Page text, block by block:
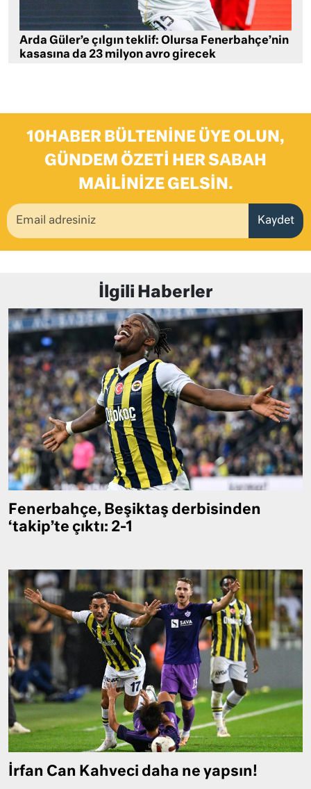
Arda Güler’e çılgın teklif: Olursa Fenerbahçe’nin
kasasına da 23 milyon avro girecek
10HABER BÜLTENINE ÜYE OLUN,
GÜNDEM ÖZETI HER SABAH
MAILINIZE GELSIN.
Kaydet
İlgili Haberler
Fenerbahçe, Beşiktaş derbisinden
‘takip’te çıktı: 2-1
İrfan Can Kahveci daha ne yapsın!